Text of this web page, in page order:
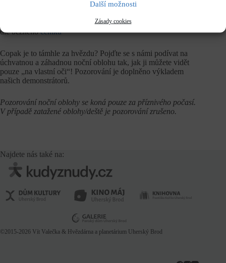
Další možnosti
Zásady cookies
dle běžnéhoceníku
Copak je to támhle za hvězdu? Pojďte se s námi podívat na
úchvatnou a záhadnou noční oblohu tak, jak ji můžete vidět
pouze „na vlastní oči“! Pozorování je doplněno výkladem
našich demonstrátorů.
Pozorování noční oblohy se koná pouze za příznivého počasí.
V případě zatažené oblohy/deště je pozorování zrušeno.
Najdete nás také na:
©2015-2026 Vít Valečka & Hvězdárna a planetárium Uherský Brod